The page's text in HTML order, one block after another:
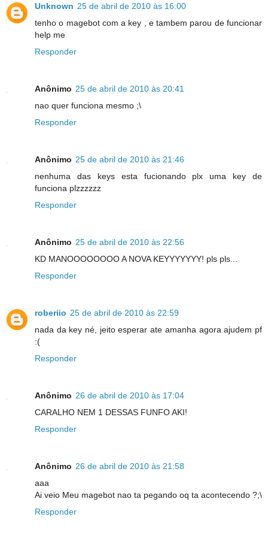
Unknown 25 de abril de 2010 às 16:00
tenho o magebot com a key , e tambem parou de funcionar
help me
Responder
Anônimo 25 de abril de 2010 às 20:41
nao quer funciona mesmo ;\
Responder
Anônimo 25 de abril de 2010 às 21:46
nenhuma das keys esta fucionando plx uma key de
funciona plzzzzzz
Responder
Anônimo 25 de abril de 2010 às 22:56
KD MANOOOOOOOO A NOVA KEYYYYYYY! pls pls...
Responder
roberiio 25 de abril de 2010 às 22:59
nada da key né, jeito esperar ate amanha agora ajudem pf
:(
Responder
Anônimo 26 de abril de 2010 às 17:04
CARALHO NEM 1 DESSAS FUNFO AKI!
Responder
Anônimo 26 de abril de 2010 às 21:58
aaa
Ai veio Meu magebot nao ta pegando oq ta acontecendo ?;\
Responder